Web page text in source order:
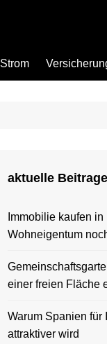
Strom
aktuelle Beitrage
Immobilie kaufen
Wohneigentum
einer freien Fläche
Warum Spanien für
attraktiver wird